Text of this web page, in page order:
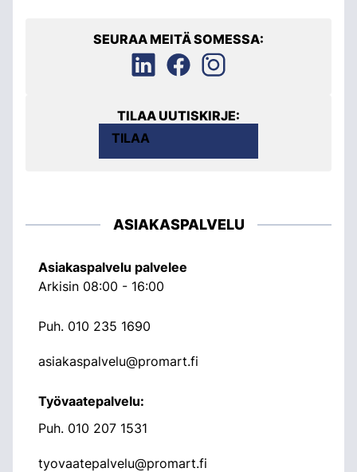
SEURAA MEITÄ SOMESSA:
TILAA UUTISKIRJE:
TILAA
ASIAKASPALVELU
Asiakaspalvelu palvelee
Arkisin 08:00 - 16:00
Puh. 010 235 1690
asiakaspalvelu@promart.fi
Työvaatepalvelu:
Puh. 010 207 1531
tyovaatepalvelu@promart.fi